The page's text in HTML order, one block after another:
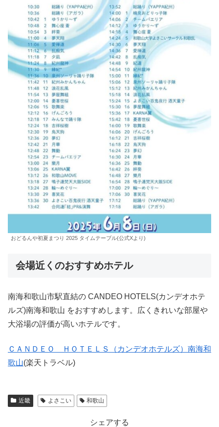
おどるんや初夏まつり 2025 タイムテーブル(公式Xより)
会場近くのおすすめホテル
南海和歌山市駅直結の CANDEO HOTELS(カンデオホテ
ルズ)南海和歌山 をおすすめします。広くきれいな部屋や
大浴場の評価が高いホテルです。
ＣＡＮＤＥＯ ＨＯＴＥＬＳ（カンデオホテルズ）南海和
歌山(楽天トラベル)
近畿 よさこい 和歌山
シェアする